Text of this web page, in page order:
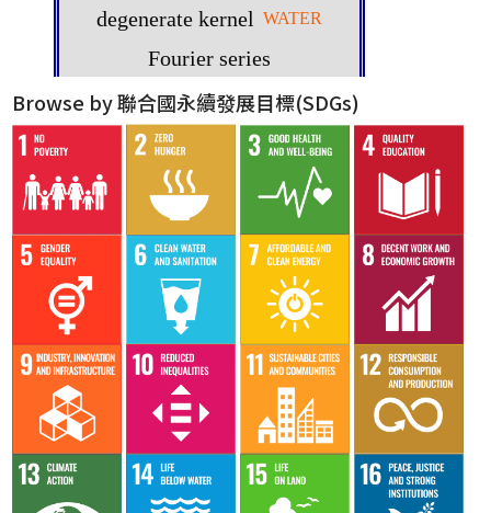
Browse by 聯合國永續發展目標(SDGs)